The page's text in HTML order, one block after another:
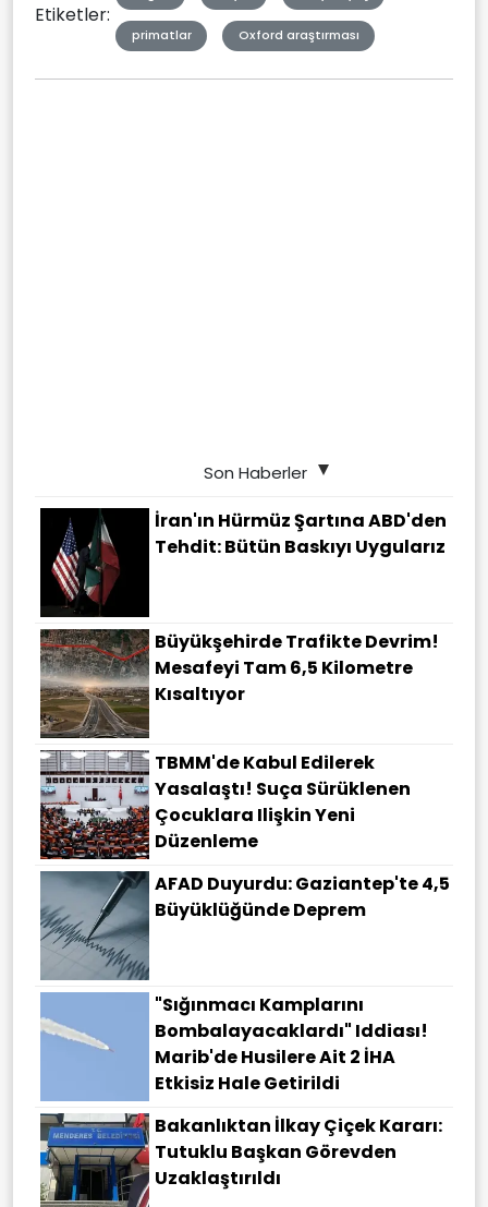
Etiketler:
primatlar Oxford araştırması
Son Haberler
İran'ın Hürmüz Şartına ABD'den
Tehdit: Bütün Baskıyı Uygularız
Büyükşehirde Trafikte Devrim!
Mesafeyi Tam 6,5 Kilometre
Kısaltıyor
TBMM'de Kabul Edilerek
Yasalaştı! Suça Sürüklenen
Çocuklara Ilişkin Yeni
Düzenleme
AFAD Duyurdu: Gaziantep'te 4,5
Büyüklüğünde Deprem
"Sığınmacı Kamplarını
Bombalayacaklardı" Iddiası!
Marib'de Husilere Ait 2 İHA
Etkisiz Hale Getirildi
Bakanlıktan İlkay Çiçek Kararı:
Tutuklu Başkan Görevden
Uzaklaştırıldı